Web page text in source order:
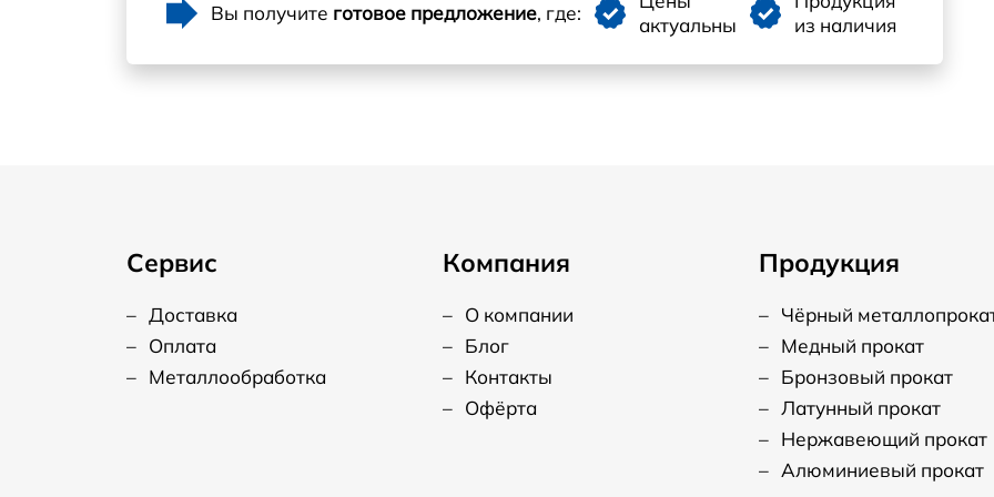
Вы получите готовое предложение, где:
актуальны
из наличия
Сервис
– Доставка
– Оплата
– Металлообработка
Компания
– О компании
– Блог
– Контакты
– Офёрта
Продукция
– Чёрный
– Медный прокат
– Бронзовый прокат
– Латунный прокат
– Нержавеющий прокат
– Алюминиевый прокат